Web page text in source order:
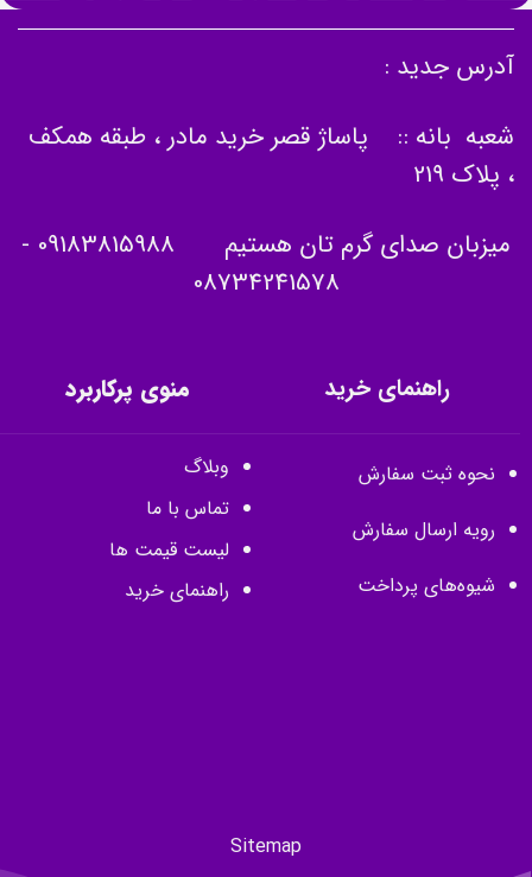
آدرس جدید :
شعبه بانه :: پاساژ قصر خرید مادر ، طبقه همکف
، پلاک 219
میزبان صدای گرم تان هستیم 09183815988
-
08734241578
راهنمای خرید
نحوه ثبت سفارش
رویه ارسال سفارش
شیوه‌های پرداخت
منوی پرکاربرد
وبلاگ
تماس با ما
لیست قیمت ها
راهنمای خرید
Sitemap